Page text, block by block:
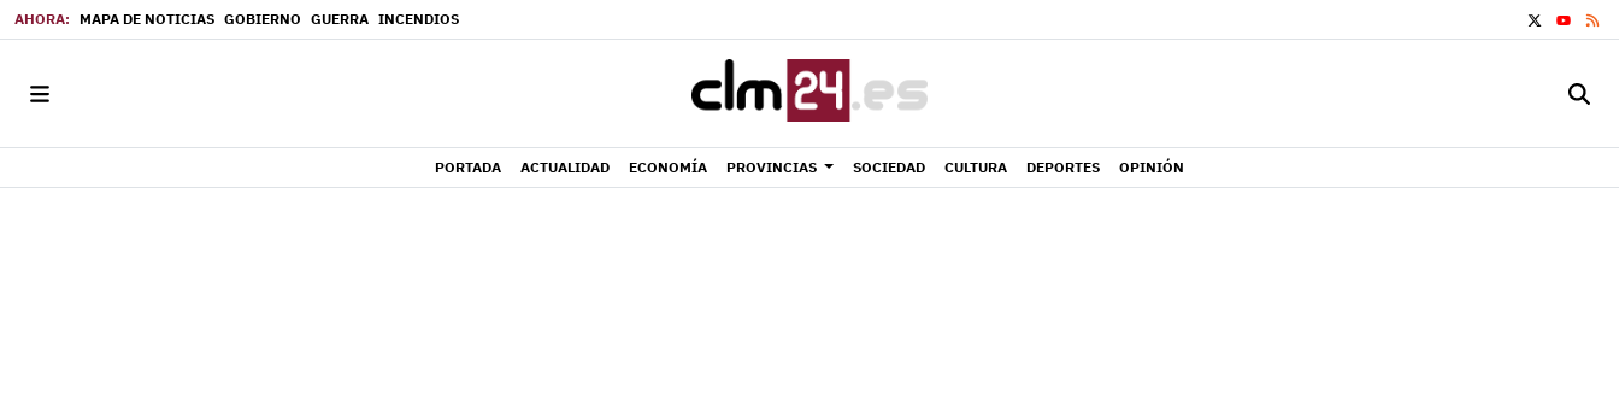
MAPA DE NOTICIAS GOBIERNO GUERRA INCENDIOS
YOUTUBE
PORTADA ACTUALIDAD ECONOMÍA PROVINCIAS SOCIEDAD CULTURA DEPORTES OPINIÓN